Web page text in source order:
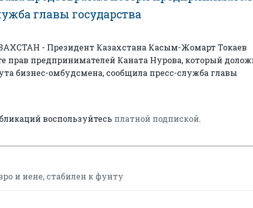
главы государства
- Президент Казахстана Касым-Жомарт Токаев
прав предпринимателей Каната Нурова, который
бизнес-омбудсмена, сообщила пресс-служба главы
воспользуйтесь платной подпиской.
и иене, стабилен к фунту